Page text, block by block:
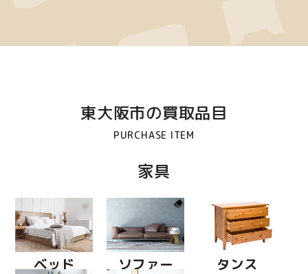
東大阪市の買取品目
PURCHASE ITEM
家具
ベッド ソファー タンス